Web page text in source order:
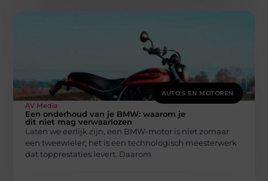
AUTO'S EN MOTOREN
AV Media
Een onderhoud van je BMW: waarom je
dit niet mag verwaarlozen
Laten we eerlijk zijn, een BMW-motor is niet zomaar
een tweewieler; het is een technologisch meesterwerk
dat topprestaties levert. Daarom